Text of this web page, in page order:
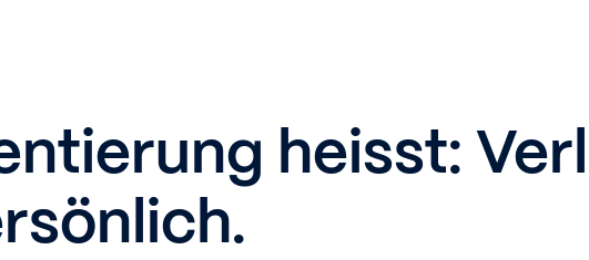
heisst: